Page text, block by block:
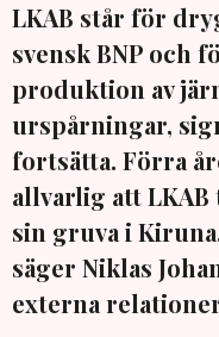
LKAB står för
svensk BNP och
produktion av
urspårningar,
fortsätta. Förra
allvarlig att LKAB
sin gruva i
säger Niklas
externa